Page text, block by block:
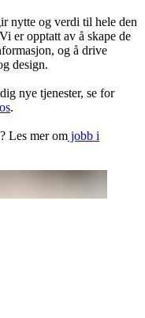
nytte og verdi til hele den
er opptatt av å skape de
og å drive
design.
nye tjenester, se for
.
Les mer om jobb i